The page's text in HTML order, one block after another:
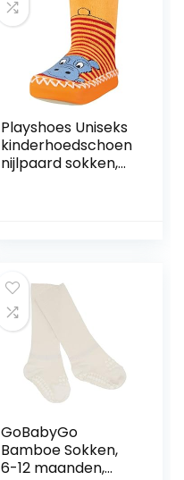
Playshoes Uniseks
kinderhoedschoen
nijlpaard sokken,
GoBabyGo
Bamboe Sokken,
6-12 maanden,